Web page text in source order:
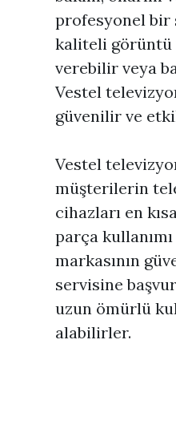
profesyonel bir
kaliteli görüntü
verebilir veya
Vestel
güvenilir ve
Vestel
müşterilerin
cihazları en
parça
markasının
servisine
uzun ömürlü
alabilirler.